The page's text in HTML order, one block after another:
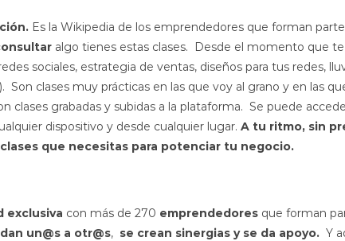
Es la Wikipedia de los emprendedores que forman parte
algo tienes estas clases. Desde el momento que
sociales, estrategia de ventas, diseños para tus redes,
Son clases muy prácticas en las que voy al grano y en las
clases grabadas y subidas a la plataforma. Se puede
dispositivo y desde cualquier lugar. A tu ritmo, sin
clases que necesitas para potenciar tu negocio.
exclusiva con más de 270 emprendedores que forman
un@s a otr@s, se crean sinergias y se da apoyo. Y